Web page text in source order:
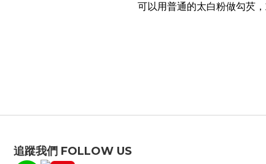
可以用普通的太白粉做勾芡，
追蹤我們 FOLLOW US